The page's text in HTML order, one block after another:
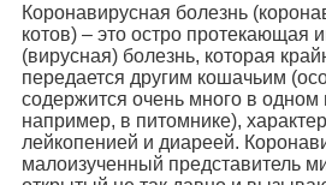
Коронавирусная болезнь
котов) – это остро протекающая
(вирусная) болезнь, которая
передается другим кошачьим
содержится очень много в
например, в питомнике),
лейкопенией и диареей.
малоизученный представитель